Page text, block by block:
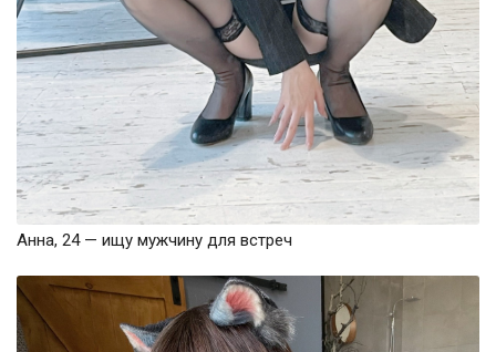
Анна, 24 — ищу мужчину для встреч